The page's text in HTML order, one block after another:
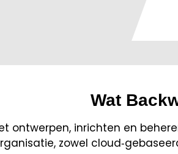
Wat
ontwerpen, inrichten en
zowel